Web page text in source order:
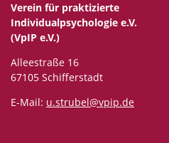
Verein für praktizierte
Individualpsychologie e.V.
(VpIP e.V.)
Alleestraße 16
67105 Schifferstadt
E-Mail: u.strubel@vpip.de